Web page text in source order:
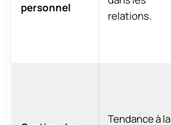
personnel
relations.
Tendance à la